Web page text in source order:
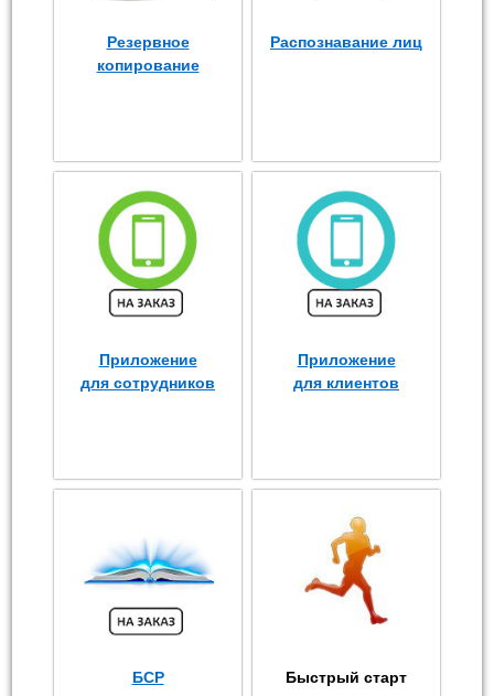
Резервное
копирование
Распознавание лиц
Приложение
для сотрудников
Приложение
для клиентов
БСР Быстрый старт